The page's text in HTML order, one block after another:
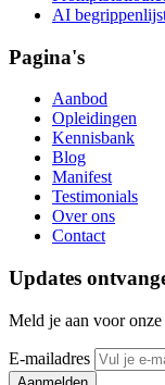
AI
Pagina's
Aanbod
Opleidingen
Kennisbank
Blog
Manifest
Testimonials
Over ons
Contact
Updates
Meld je aan voor
E-mailadres